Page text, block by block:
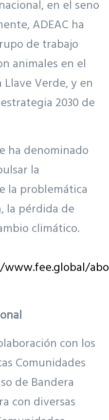
en el seno
ADEAC ha
de trabajo
animales en el
Verde, y en
2030 de
ha denominado
la
la problemática
la pérdida de
climático.
con los
Comunidades
de Bandera
con diversas